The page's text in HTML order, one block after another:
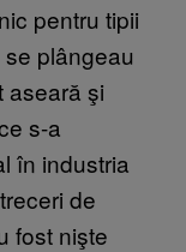
pentru tipii
plângeau
aseară şi
s-a
în industria
de
fost nişte